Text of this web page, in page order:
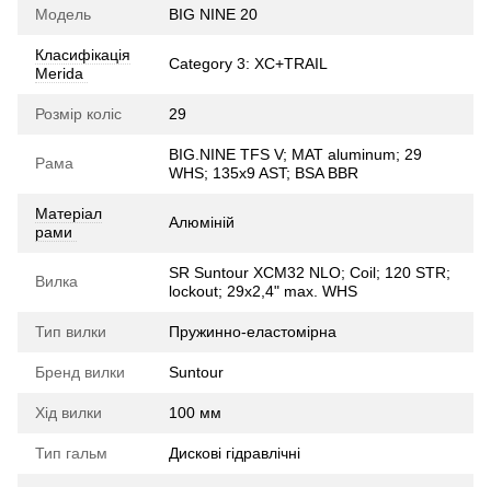
Модель BIG NINE 20
Класифікація
Merida
Category 3: XC+TRAIL
Розмір коліс 29
Рама
BIG.NINE TFS V; MAT aluminum; 29
WHS; 135x9 AST; BSA BBR
Матеріал
рами
Алюміній
Вилка
SR Suntour XCM32 NLO; Coil; 120 STR;
lockout; 29x2,4" max. WHS
Тип вилки Пружинно-еластомірна
Бренд вилки Suntour
Хід вилки 100 мм
Тип гальм Дискові гідравлічні